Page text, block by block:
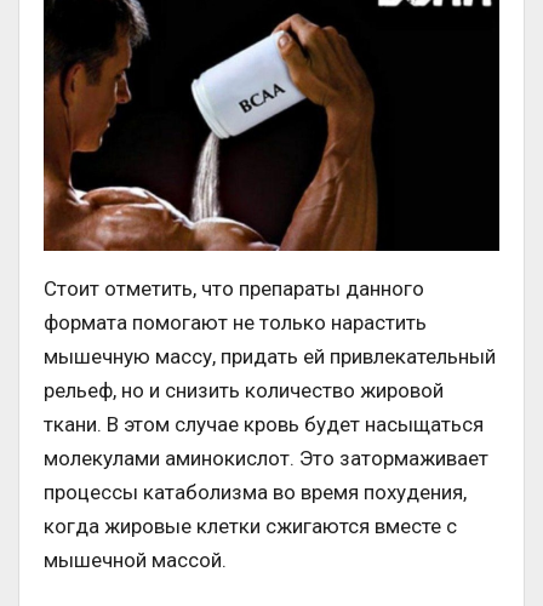
Стоит отметить, что препараты данного
формата помогают не только нарастить
мышечную массу, придать ей привлекательный
рельеф, но и снизить количество жировой
ткани. В этом случае кровь будет насыщаться
молекулами аминокислот. Это затормаживает
процессы катаболизма во время похудения,
когда жировые клетки сжигаются вместе с
мышечной массой.